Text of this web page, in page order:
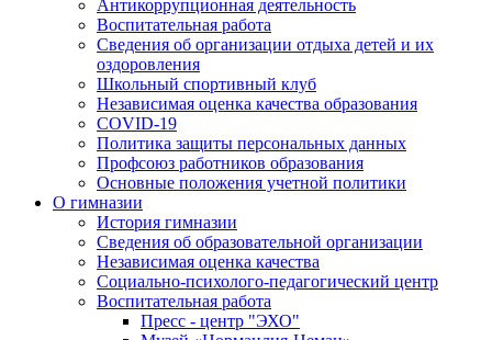
Антикоррупционная деятельность
Воспитательная работа
Сведения об организации отдыха детей и их
оздоровления
Школьный спортивный клуб
Независимая оценка качества образования
COVID-19
Политика защиты персональных данных
Профсоюз работников образования
Основные положения учетной политики
О гимназии
История гимназии
Сведения об образовательной организации
Независимая оценка качества
Социально-психолого-педагогический центр
Воспитательная работа
Пресс - центр "ЭХО"